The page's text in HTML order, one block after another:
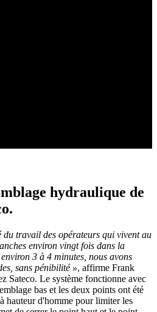
hydraulique de
travail des opérateurs qui vivent au
environ vingt fois dans la
3 à 4 minutes, nous avons
sans pénibilité », affirme Frank
Sateco. Le système fonctionne avec
bas et les deux points ont été
hauteur d'homme pour limiter les